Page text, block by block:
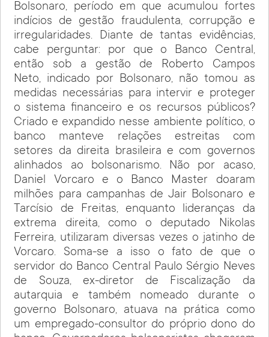
Bolsonaro, período em que acumulou fortes
indícios de gestão fraudulenta, corrupção e
irregularidades. Diante de tantas evidências,
cabe perguntar: por que o Banco Central,
então sob a gestão de Roberto Campos
Neto, indicado por Bolsonaro, não tomou as
medidas necessárias para intervir e proteger
o sistema financeiro e os recursos públicos?
Criado e expandido nesse ambiente político, o
banco manteve relações estreitas com
setores da direita brasileira e com governos
alinhados ao bolsonarismo. Não por acaso,
Daniel Vorcaro e o Banco Master doaram
milhões para campanhas de Jair Bolsonaro e
Tarcísio de Freitas, enquanto lideranças da
extrema direita, como o deputado Nikolas
Ferreira, utilizaram diversas vezes o jatinho de
Vorcaro. Soma-se a isso o fato de que o
servidor do Banco Central Paulo Sérgio Neves
de Souza, ex-diretor de Fiscalização da
autarquia e também nomeado durante o
governo Bolsonaro, atuava na prática como
um empregado-consultor do próprio dono do